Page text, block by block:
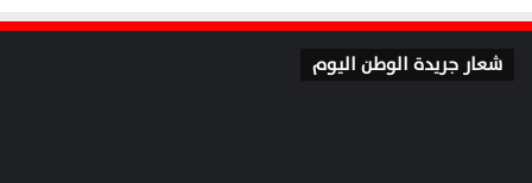
شعار جريدة الوطن اليوم